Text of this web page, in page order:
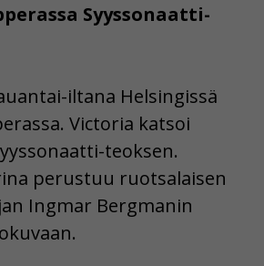
Syyssonaatti-
iltana Helsingissä
Victoria katsoi
teoksen.
perustuu ruotsalaisen
Ingmar Bergmanin